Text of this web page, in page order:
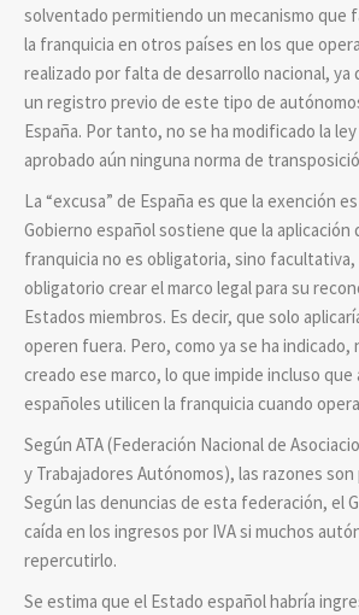
solventado permitiendo un mecanismo que
la franquicia en otros países en los que
realizado por falta de desarrollo nacional, ya
un registro previo de este tipo de
España. Por tanto, no se ha modificado la ley
aprobado aún ninguna norma de
La “excusa” de España es que la exención
Gobierno español sostiene que la aplicación
franquicia no es obligatoria, sino facultativa,
obligatorio crear el marco legal para su
Estados miembros. Es decir, que solo
operen fuera. Pero, como ya se ha indicado,
creado ese marco, lo que impide incluso
españoles utilicen la franquicia cuando
Según ATA (Federación Nacional de
y Trabajadores Autónomos), las razones
Según las denuncias de esta federación, el
caída en los ingresos por IVA si muchos
repercutirlo.
Se estima que el Estado español habría